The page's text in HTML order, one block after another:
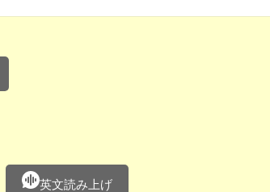
英文読み上げ